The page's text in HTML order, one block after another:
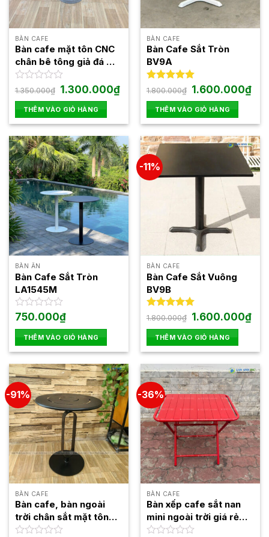
BÀN CAFE
Bàn cafe mặt tôn CNC
chân bê tông giả đá mài
BSK08
Được
hạng
0
5
sao
1.350.000₫ Giá
gốc
là:
1.350.000₫.
1.300.000₫Giá
hiện
1.300.000₫.
THÊM VÀO GIỎ HÀNG
BÀN CAFE
Bàn Cafe Sắt Tròn
BV9A
Được xếp
5.00
5 sao
1.800.000₫ Giá
gốc
là:
1.800.000₫.
1.600.000₫Giá
hiện
THÊM VÀO GIỎ HÀNG
BÀN ĂN
Bàn Cafe Sắt Tròn
LA1545M
Được
hạng
0
5
sao
750.000₫
THÊM VÀO GIỎ HÀNG
-11%
BÀN CAFE
Bàn Cafe Sắt Vuông
BV9B
Được xếp
5.00
5 sao
1.800.000₫ Giá
gốc
là:
1.800.000₫.
1.600.000₫Giá
hiện
THÊM VÀO GIỎ HÀNG
-91%
BÀN CAFE
Bàn cafe, bàn ngoài
trời chân sắt mặt tôn
SKB03
-36%
BÀN CAFE
Bàn xếp cafe sắt nan
mini ngoài trời giá rẻ
BXGR02